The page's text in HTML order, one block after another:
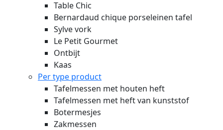
Table Chic
Bernardaud chique porseleinen tafel
Sylve vork
Le Petit Gourmet
Ontbijt
Kaas
Per type product
Tafelmessen met houten heft
Tafelmessen met heft van kunststof
Botermesjes
Zakmessen